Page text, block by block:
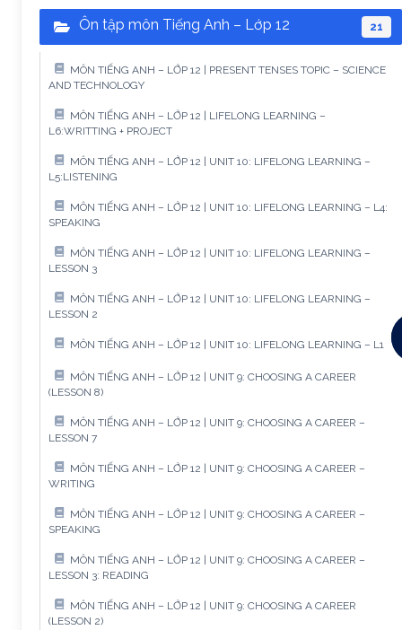
Ôn tập môn Tiếng Anh – Lớp 12 21
MÔN TIẾNG ANH – LỚP 12 | PRESENT TENSES TOPIC – SCIENCE
AND TECHNOLOGY
MÔN TIẾNG ANH – LỚP 12 | LIFELONG LEARNING –
L6:WRITTING + PROJECT
MÔN TIẾNG ANH – LỚP 12 | UNIT 10: LIFELONG LEARNING –
L5:LISTENING
MÔN TIẾNG ANH – LỚP 12 | UNIT 10: LIFELONG LEARNING – L4:
SPEAKING
MÔN TIẾNG ANH – LỚP 12 | UNIT 10: LIFELONG LEARNING –
LESSON 3
MÔN TIẾNG ANH – LỚP 12 | UNIT 10: LIFELONG LEARNING –
LESSON 2
MÔN TIẾNG ANH – LỚP 12 | UNIT 10: LIFELONG LEARNING – L1
MÔN TIẾNG ANH – LỚP 12 | UNIT 9: CHOOSING A CAREER
(LESSON 8)
MÔN TIẾNG ANH – LỚP 12 | UNIT 9: CHOOSING A CAREER –
LESSON 7
MÔN TIẾNG ANH – LỚP 12 | UNIT 9: CHOOSING A CAREER –
WRITING
MÔN TIẾNG ANH – LỚP 12 | UNIT 9: CHOOSING A CAREER –
SPEAKING
MÔN TIẾNG ANH – LỚP 12 | UNIT 9: CHOOSING A CAREER –
LESSON 3: READING
MÔN TIẾNG ANH – LỚP 12 | UNIT 9: CHOOSING A CAREER
(LESSON 2)